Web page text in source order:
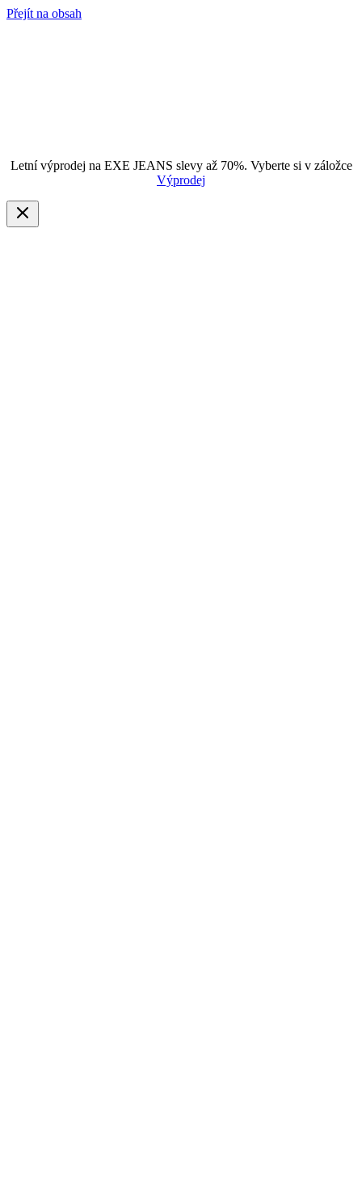
Přejít na obsah
Letní výprodej na EXE JEANS slevy až 70%. Vyberte si v záložce
Výprodej